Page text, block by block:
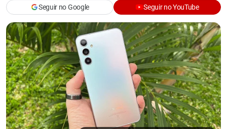
Seguir no Google
Seguir no YouTube